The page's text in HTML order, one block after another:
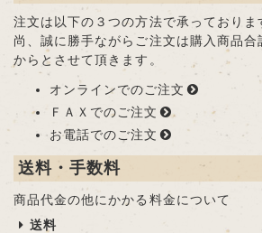
注文は以下の３つの方法で承っておりま
尚、誠に勝手ながらご注文は購入商品
からとさせて頂きます。
オンラインでのご注文
ＦＡＸでのご注文
お電話でのご注文
送料・手数料
商品代金の他にかかる料金について
送料